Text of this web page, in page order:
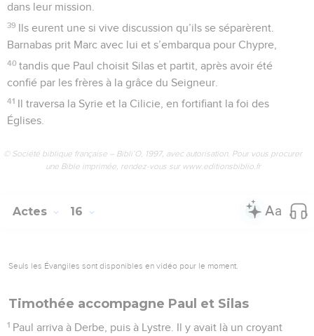
dans leur mission.
39 Ils eurent une si vive discussion qu’ils se séparèrent.
Barnabas prit Marc avec lui et s’embarqua pour Chypre,
40 tandis que Paul choisit Silas et partit, après avoir été
confié par les frères à la grâce du Seigneur.
41 Il traversa la Syrie et la Cilicie, en fortifiant la foi des
Églises.
© Société biblique française – Bibli’O, 1997, avec autorisation. Pour vous procurer
une Bible imprimée, rendez-vous sur www.editionsbiblio.fr
Actes 16
Seuls les Évangiles sont disponibles en vidéo pour le moment.
Timothée accompagne Paul et Silas
1 Paul arriva à Derbe, puis à Lystre. Il y avait là un croyant